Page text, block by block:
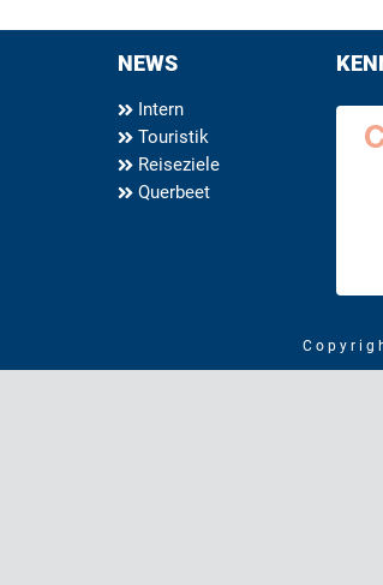
NEWS
Intern
Touristik
Reiseziele
Querbeet